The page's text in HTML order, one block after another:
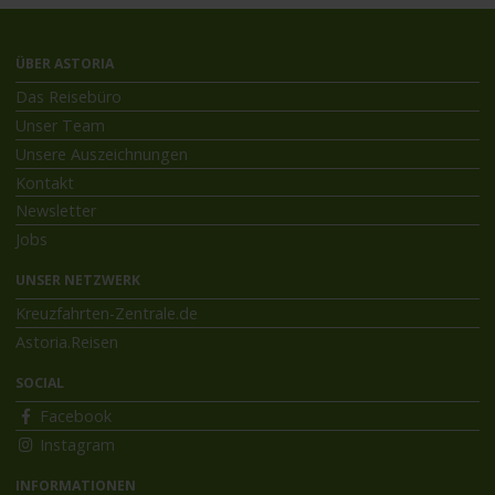
ÜBER ASTORIA
Das Reisebüro
Unser Team
Unsere Auszeichnungen
Kontakt
Newsletter
Jobs
UNSER NETZWERK
Kreuzfahrten-Zentrale.de
Astoria.Reisen
SOCIAL
Facebook
Instagram
INFORMATIONEN